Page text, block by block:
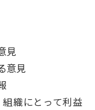
見
意見
織にとって利益